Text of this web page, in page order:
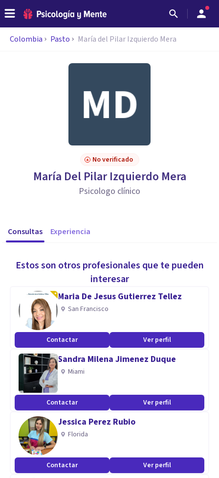
Colombia Pasto María del Pilar Izquierdo Mera
No verificado
María Del Pilar Izquierdo Mera
Psicologo clínico
Consultas Experiencia
Estos son otros profesionales que te pueden
interesar
Maria De Jesus Gutierrez Tellez
San Francisco
Contactar Ver perfil
Sandra Milena Jimenez Duque
Miami
Contactar Ver perfil
Jessica Perez Rubio
Florida
Contactar Ver perfil